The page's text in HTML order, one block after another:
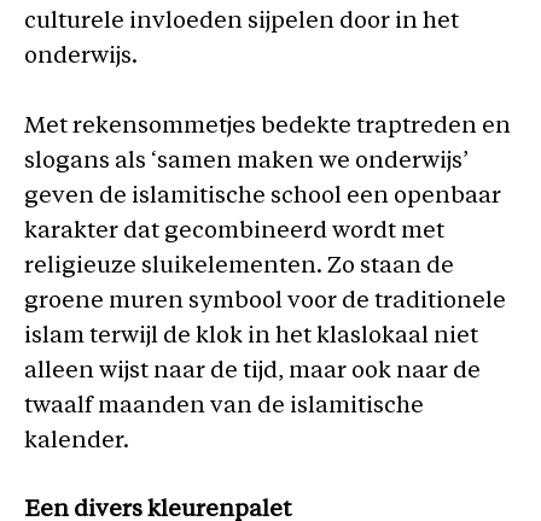
culturele invloeden sijpelen door in het
onderwijs.
Met rekensommetjes bedekte traptreden en
slogans als ‘samen maken we onderwijs’
geven de islamitische school een openbaar
karakter dat gecombineerd wordt met
religieuze sluikelementen. Zo staan de
groene muren symbool voor de traditionele
islam terwijl de klok in het klaslokaal niet
alleen wijst naar de tijd, maar ook naar de
twaalf maanden van de islamitische
kalender.
Een divers kleurenpalet